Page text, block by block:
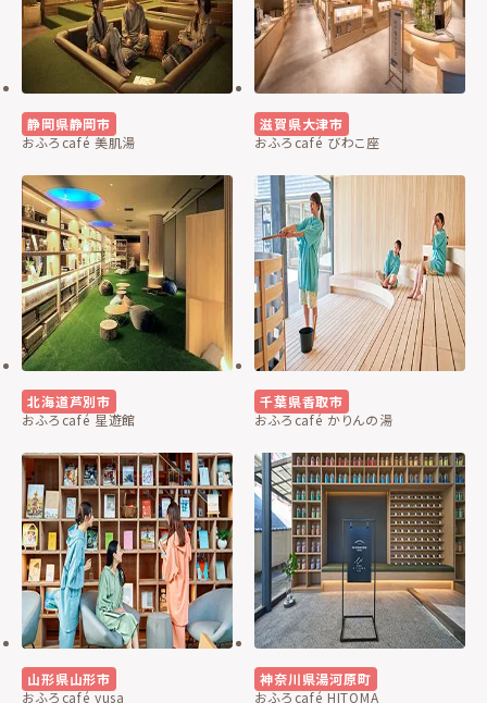
静岡県静岡市
おふろcafé 美肌湯
滋賀県大津市
おふろcafé びわこ座
北海道芦別市
おふろcafé 星遊館
千葉県香取市
おふろcafé かりんの湯
山形県山形市
おふろcafé yusa
神奈川県湯河原町
おふろcafé HITOMA